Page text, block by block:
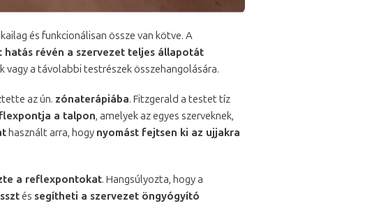
és funkcionálisan össze van kötve. A
révén a szervezet teljes állapotát
vagy a távolabbi testrészek összehangolására.
az ún. zónaterápiába. Fitzgerald a testet tíz
a talpon, amelyek az egyes szerveknek,
használt arra, hogy nyomást fejtsen ki az ujjakra
a reflexpontokat. Hangsúlyozta, hogy a
és segítheti a szervezet öngyógyító